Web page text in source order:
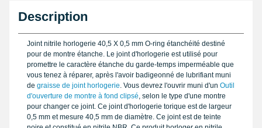
Description
Joint nitrile horlogerie 40,5 X 0,5 mm O-ring étanchéité destiné
pour de montre étanche. Le joint d'horlogerie est utilisé pour
promettre le caractère étanche du garde-temps imperméable que
vous tenez à réparer, après l'avoir badigeonné de lubrifiant muni
de graisse de joint horlogerie. Vous devrez l'ouvrir muni d'un Outil
d'ouverture de montre à fond clipsé, selon le type d'une montre
pour changer ce joint. Ce joint d'horlogerie torique est de largeur
0,5 mm et mesure 40,5 mm de diamètre. Ce joint est de teinte